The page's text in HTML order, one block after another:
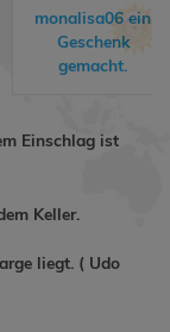
Einschlag ist
Keller.
liegt. ( Udo